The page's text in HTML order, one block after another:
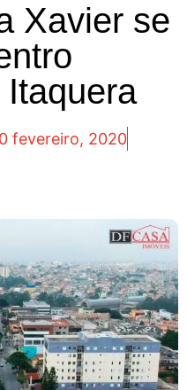
Xavier se
fevereiro, 2020